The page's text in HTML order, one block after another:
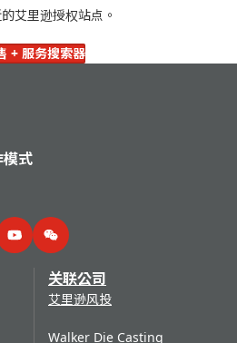
艾里逊授权站点。
+ 服务搜索器
式
YouTubeWeChat
关联公司
艾里逊风投
Walker Die Casting